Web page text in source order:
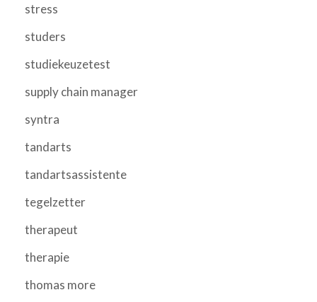
stress
studers
studiekeuzetest
supply chain manager
syntra
tandarts
tandartsassistente
tegelzetter
therapeut
therapie
thomas more